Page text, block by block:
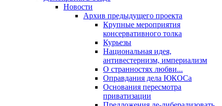
Новости
Архив предыдущего проекта
Крупные мероприятия
консервативного толка
Курьезы
Национальная идея,
антивестернизм, империализм
О странностях любви...
Оправдания дела ЮКОСа
Основания пересмотра
приватизации